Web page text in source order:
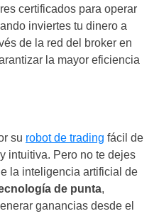
certificados para operar
inviertes tu dinero a
de la red del broker en
la mayor eficiencia
su robot de trading fácil de
intuitiva. Pero no te dejes
la inteligencia artificial de
de punta,
ganancias desde el